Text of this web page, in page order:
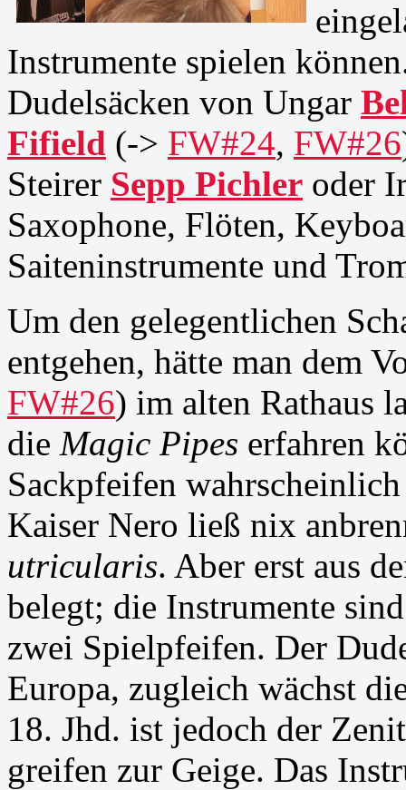
Instrumente spielen
Dudelsäcken von Ungar
Fifield (-> FW#24, FW#26
Steirer Sepp Pichler oder
Saxophone, Flöten,
Saiteninstrumente und
Um den gelegentlichen
entgehen, hätte man dem
FW#26) im alten Rathaus
die Magic Pipes erfahren
Sackpfeifen
Kaiser Nero ließ nix
utricularis. Aber erst aus
belegt; die Instrumente
zwei Spielpfeifen. Der
Europa, zugleich wächst
18. Jhd. ist jedoch der
greifen zur Geige. Das